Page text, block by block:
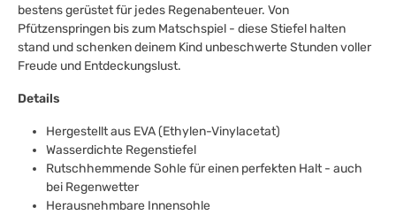
bestens gerüstet für jedes Regenabenteuer. Von
Pfützenspringen bis zum Matschspiel - diese Stiefel halten
stand und schenken deinem Kind unbeschwerte Stunden voller
Freude und Entdeckungslust.
Details
Hergestellt aus EVA (Ethylen-Vinylacetat)
Wasserdichte Regenstiefel
Rutschhemmende Sohle für einen perfekten Halt - auch
bei Regenwetter
Herausnehmbare Innensohle